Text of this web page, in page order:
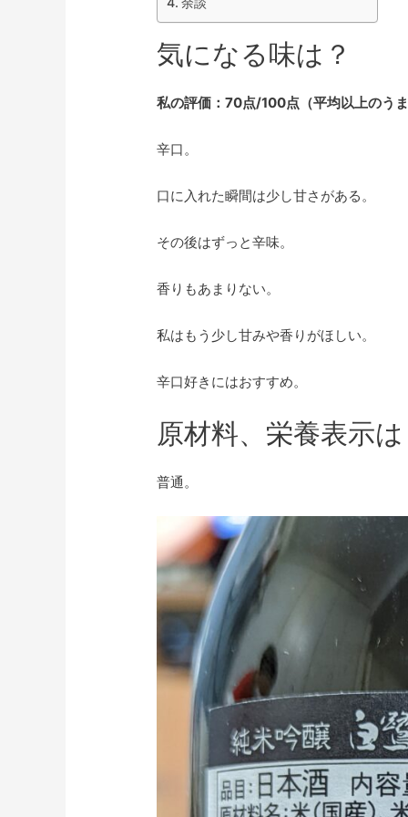
気になる味は？
私の評価：70点/100点（平均以上のう
辛口。
口に入れた瞬間は少し甘さがある。
その後はずっと辛味。
香りもあまりない。
私はもう少し甘みや香りがほしい。
辛口好きにはおすすめ。
原材料、栄養表示
普通。